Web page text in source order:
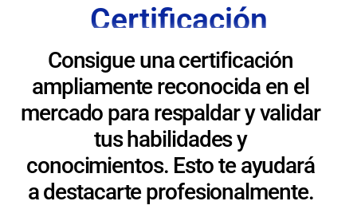
Certificación
Consigue una certificación
ampliamente reconocida en el
mercado para respaldar y validar
tus habilidades y
conocimientos. Esto te ayudará
a destacarte profesionalmente.